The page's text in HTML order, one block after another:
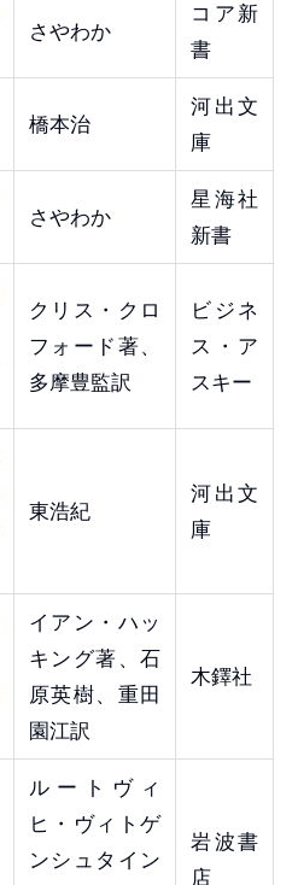
さやわか
コア新
書
橋本治
河出文
庫
さやわか
星海社
新書
クリス・クロ
フォード著、
多摩豊監訳
ビジネ
ス・ア
スキー
東浩紀
河出文
庫
イアン・ハッ
キング著、石
原英樹、重田
園江訳
木鐸社
ルートヴィ
ヒ・ヴィトゲ
ンシュタイン
岩波書
店